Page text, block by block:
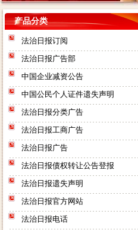
产品分类
法治日报订阅
法治日报广告部
中国企业减资公告
中国公民个人证件遗失声明
法治日报分类广告
法治日报工商广告
法治日报广告
法治日报债权转让公告登报
法治日报遗失声明
法治日报官方网站
法治日报电话